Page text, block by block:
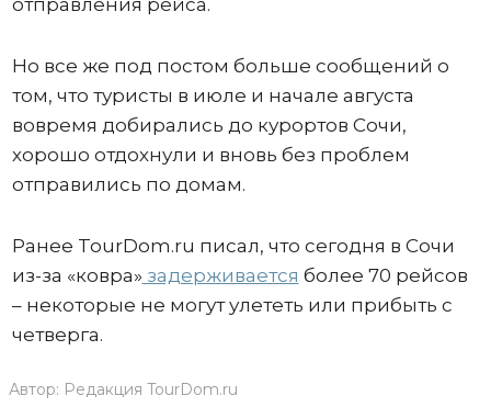
отправления рейса.
Но все же под постом больше сообщений о
том, что туристы в июле и начале августа
вовремя добирались до курортов Сочи,
хорошо отдохнули и вновь без проблем
отправились по домам.
Ранее TourDom.ru писал, что сегодня в Сочи
из-за «ковра» задерживается более 70 рейсов
– некоторые не могут улететь или прибыть с
четверга.
Автор: Редакция TourDom.ru